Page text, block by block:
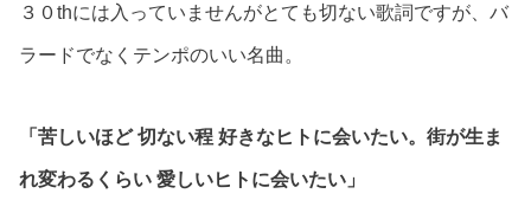
３０thには入っていませんがとても切ない歌詞ですが、バ
ラードでなくテンポのいい名曲。
「苦しいほど 切ない程 好きなヒトに会いたい。街が生ま
れ変わるくらい 愛しいヒトに会いたい」